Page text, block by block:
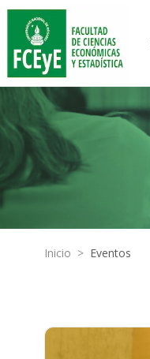
Inicio > Eventos